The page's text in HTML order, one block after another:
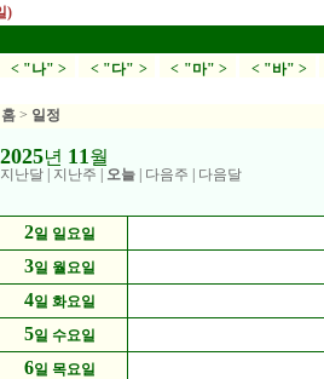
)
< "나" > < "다" > < "마" > < "바" >
홈 > 일정
2025년 11월
지난달 지난주 오늘 다음주 다음달
2일 일요일
3일 월요일
4일 화요일
5일 수요일
6일 목요일